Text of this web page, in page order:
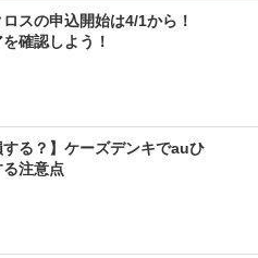
スの申込開始は4/1から！
確認しよう！
する？】ケーズデンキでauひ
注意点